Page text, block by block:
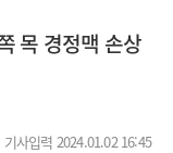
목 경정맥 손상
기사입력 2024.01.02 16:45